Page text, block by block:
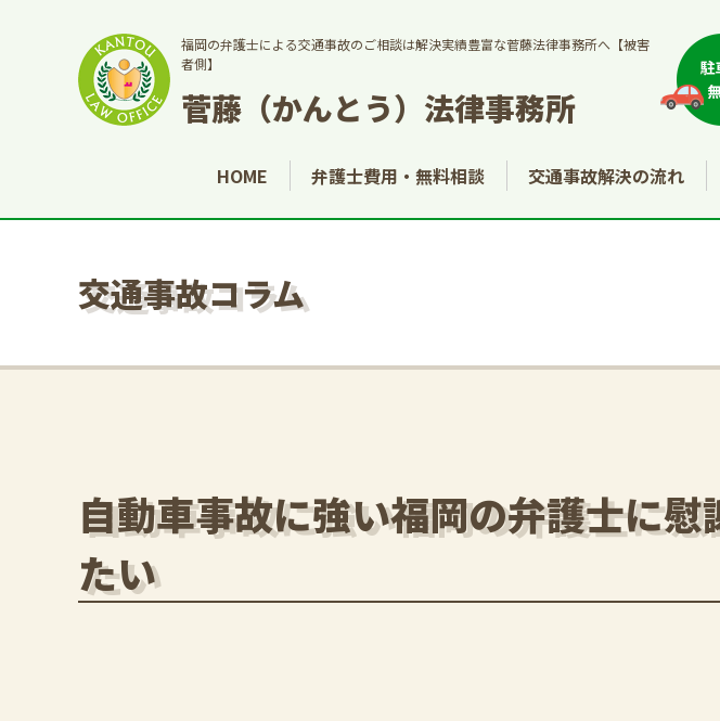
福岡の弁護士による交通事故のご相談は解決実績豊富な菅藤法律事務所へ【被害
者側】
菅藤（かんとう）法律事務所
HOME 弁護士費用・無料相談 交通事故解決の流れ
交通事故コラム
自動車事故に強い福岡の弁護士に
たい